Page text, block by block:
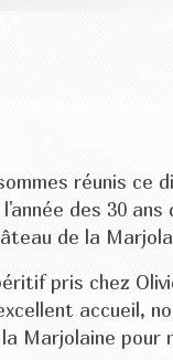
réunis ce
des 30
de la
pris chez
accueil,
Marjolaine pour